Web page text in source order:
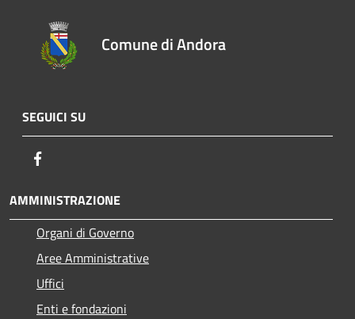
Comune di Andora
SEGUICI SU
AMMINISTRAZIONE
Organi di Governo
Aree Amministrative
Uffici
Enti e fondazioni